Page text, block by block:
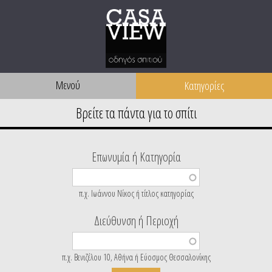
Μενού
Επωνυμία ή Κατηγορία
π.χ. Ιωάννου Νίκος ή τίτλος κατηγορίας
Διεύθυνση ή Περιοχή
π.χ. Βενιζέλου 10, Αθήνα ή Εύοσμος Θεσσαλονίκης